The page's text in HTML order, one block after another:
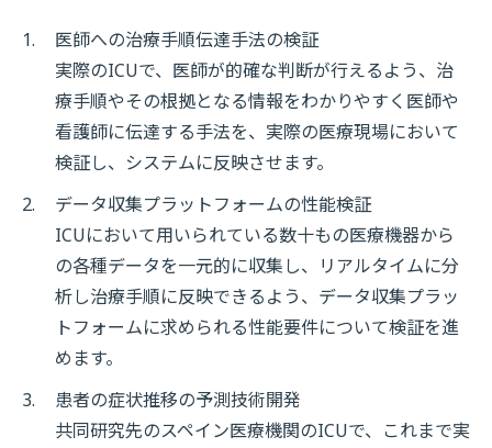
1.
医師への治療手順伝達手法の検証
実際のICUで、医師が的確な判断が行えるよう、治
療手順やその根拠となる情報をわかりやすく医師や
看護師に伝達する手法を、実際の医療現場において
検証し、システムに反映させます。
2.
データ収集プラットフォームの性能検証
ICUにおいて用いられている数十もの医療機器から
の各種データを一元的に収集し、リアルタイムに分
析し治療手順に反映できるよう、データ収集プラッ
トフォームに求められる性能要件について検証を進
めます。
3.
患者の症状推移の予測技術開発
共同研究先のスペイン医療機関のICUで、これまで実